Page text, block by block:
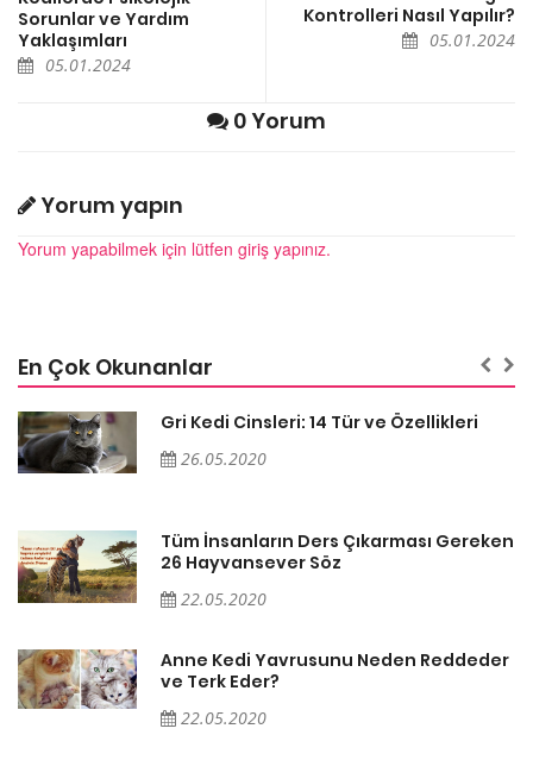
Sorunlar ve Yardım
Yaklaşımları
05.01.2024
Kontrolleri Nasıl Yapılır?
05.01.2024
0 Yorum
Yorum yapın
Yorum yapabilmek için lütfen giriş yapınız.
En Çok Okunanlar
Gri Kedi Cinsleri: 14 Tür ve Özellikleri
26.05.2020
Tüm İnsanların Ders Çıkarması Gereken
26 Hayvansever Söz
22.05.2020
Anne Kedi Yavrusunu Neden Reddeder
ve Terk Eder?
22.05.2020